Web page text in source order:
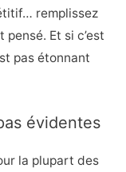
remplissez
Et si c’est
pas étonnant
évidentes
la plupart des